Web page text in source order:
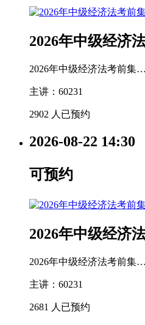
2026年中级经济
2026年中级经济法考前集…
主讲：60231
2902 人已预约
2026-08-22 14:30
可预约
2026年中级经济
2026年中级经济法考前集…
主讲：60231
2681 人已预约